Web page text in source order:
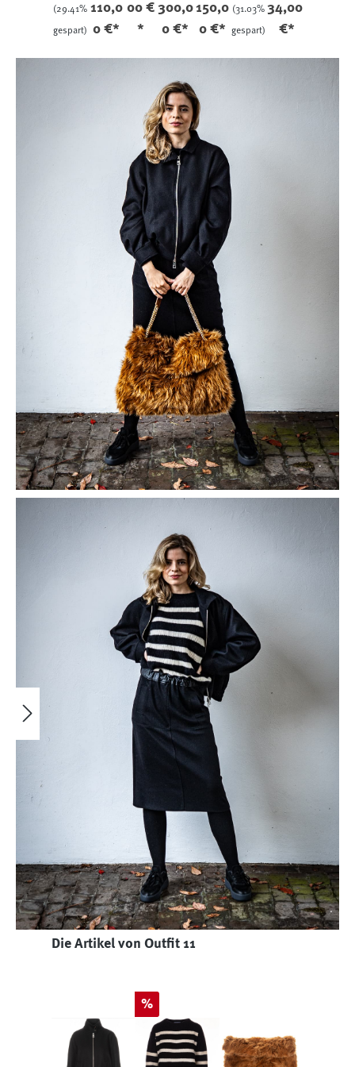
(29.41%
gespart)
110,0
0 €*
00 €
*
300,0
0 €*
150,0
0 €*
reffekt
(31.03%
gespart)
r-
Effekt
34,00
€*
Produktgalerie überspringen
Die Artikel von Outfit 11
Rabatt
%